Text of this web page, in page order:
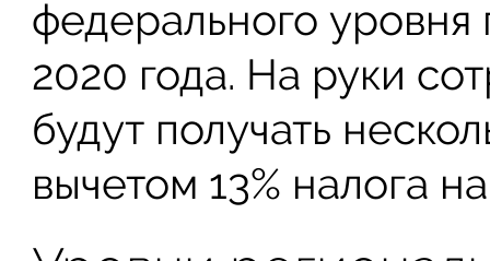
федерального уровня
2020 года. На руки
будут получать
вычетом 13% налога